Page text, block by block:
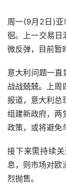
周一(9月2日)亚
徊。上一交易日
微反弹，目前暂
意大利问题一直
战战兢兢。上周
报道，意大利总
组建新政府，两
政策，或将避免
接下来需持续
息，则市场对欧
烈抛售。